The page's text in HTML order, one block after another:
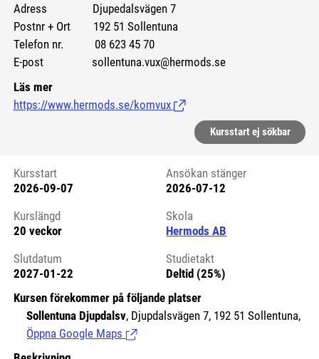
Adress Djupedalsvägen 7
Postnr + Ort 192 51 Sollentuna
Telefon nr. 08 623 45 70
E-post sollentuna.vux@hermods.se
Läs mer
https://www.hermods.se/komvux (Länk till extern sida.)
Kursstart ej sökbar
Kursstart 6175598
Kursstart
2026-09-07
Ansökan stänger
2026-07-12
Kurslängd
20 veckor
Skola
Hermods AB
Slutdatum
2027-01-22
Studietakt
Deltid (25%)
Kursen förekommer på följande platser
Sollentuna Djupdalsv, Djupdalsvägen 7, 192 51 Sollentuna,
Öppna Google Maps (Länk till extern sida.)